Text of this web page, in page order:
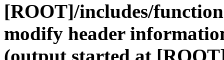
[ROOT]/includes/
modify header